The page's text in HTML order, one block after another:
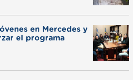
en Mercedes y
el programa